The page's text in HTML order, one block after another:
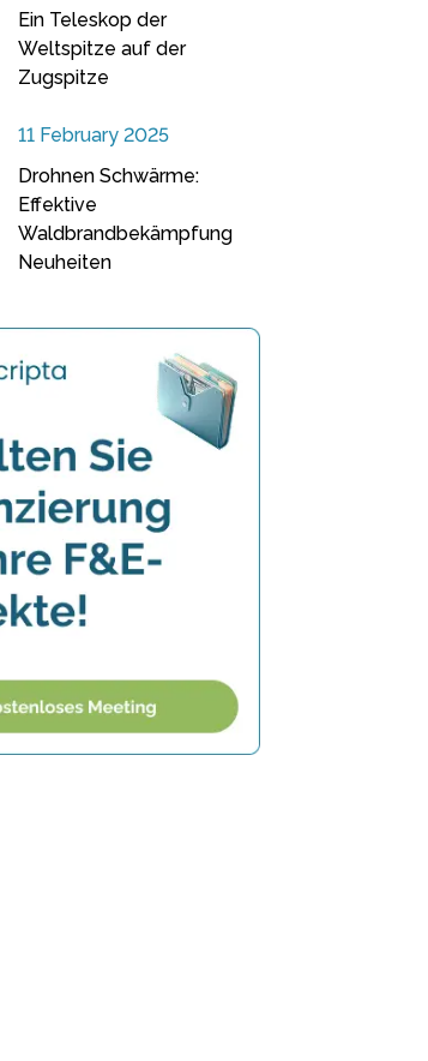
Ein Teleskop der
Weltspitze auf der
Zugspitze
11 February 2025
Drohnen Schwärme:
Effektive
Waldbrandbekämpfung
Neuheiten